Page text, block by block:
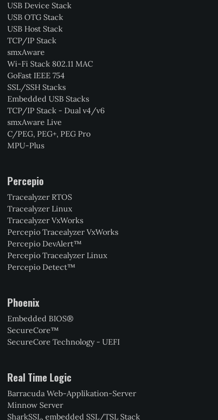
USB Device Stack
USB OTG Stack
USB Host Stack
TCP/IP Stack
smxAware
Wi-Fi Stack 802.11 MAC
GoFast IEEE 754
SSL/SSH Stacks
Embedded USB Stacks
TCP/IP Stack - Dual v4/v6
smxAware Live
C/PEG, PEG+, PEG Pro
MPU-Plus
Percepio
Tracealyzer RTOS
Tracealyzer Linux
Tracealyzer VxWorks
Percepio Tracealyzer VxWorks
Percepio DevAlert™
Percepio Tracealyzer Linux
Percepio Detect™
Phoenix
Embedded BIOS®
SecureCore™
SecureCore Technology - UEFI
Real Time Logic
Barracuda Web-Applikation-Server
Minnow Server
SharkSSL, embedded SSL/TSL Stack